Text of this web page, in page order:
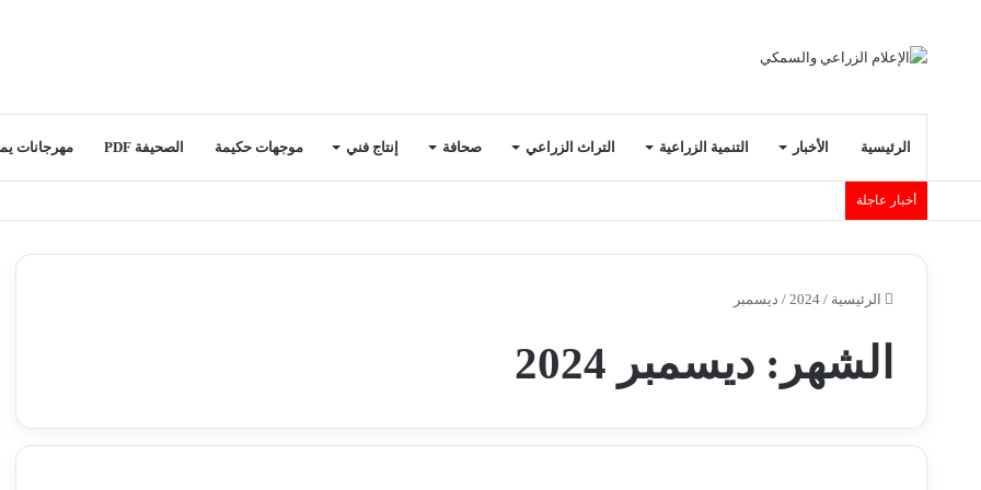
الرئيسية الأخبار التنمية الزراعية التراث الزراعي صحافة إنتاج فني موجهات حكيمة الصحيفة PDF مهرجانات
أخبار عاجلة
الرئيسية /
2024
/ ديسمبر
الشهر: ديسمبر 2024